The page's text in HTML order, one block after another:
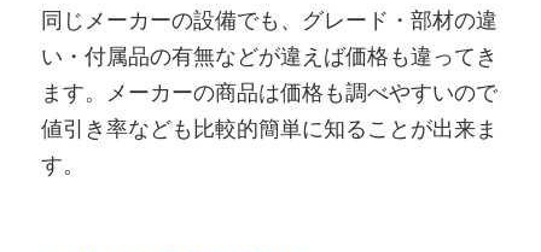
同じメーカーの設備でも、グレード・部材の違
い・付属品の有無などが違えば価格も違ってき
ます。メーカーの商品は価格も調べやすいので
値引き率なども比較的簡単に知ることが出来ま
す。